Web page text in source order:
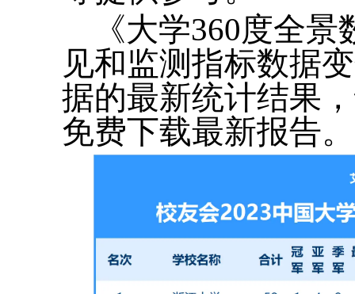
《大学360度全
见和监测指标数据
据的最新统计结果
免费下载最新报告。